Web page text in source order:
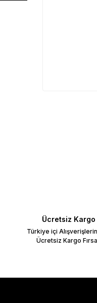
Ücretsiz Kargo
Türkiye içi
Ücretsiz Kargo